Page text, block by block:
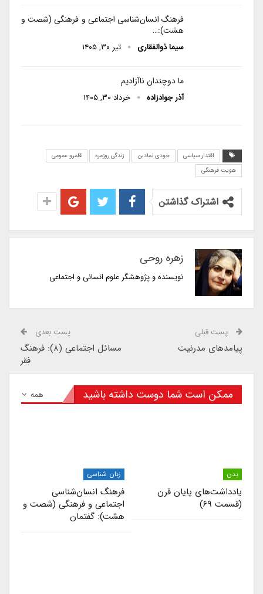
فرهنگ انسان‌شناسی اجتماعی و فرهنگی (شصت و
هشت):…
سیما ذوالفقاری تیر ۳۰, ۱۴۰۵
ما دوچندان ناآزادیم
آذر جوادزاده خرداد ۳۰, ۱۴۰۵
اقتدار سیاسی خودی نمادین زندگی روزمره
قلمرو عمومی
هویت فرهنگی
اشتراک گذاشتن
زهره روحی
نویسنده و پژوهشگر علوم انسانی و اجتماعی
پست قبلی
پیامدهای مدرنیت
پست بعدی
مسائل اجتماعی (۸): فرهنگ
فقر
همه ممکن است شما دوست داشته باشید
بدن
یادداشت‌های پایان قرن
(قسمت ۶۹)
زبان شناسی
فرهنگ انسان‌شناسی
اجتماعی و فرهنگی (شصت و
هشت): گفتمان